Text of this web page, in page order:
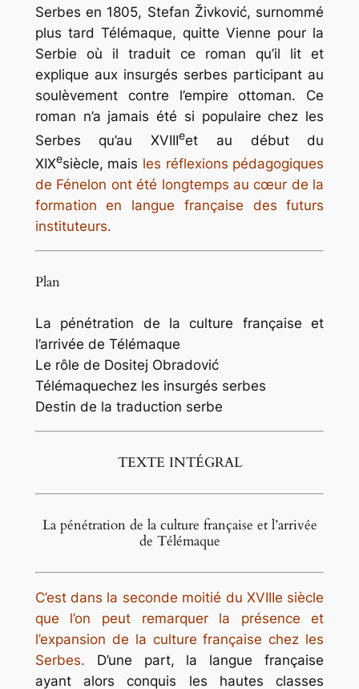
Serbes en 1805, Stefan Živković, surnommé
plus tard Télémaque, quitte Vienne pour la
Serbie où il traduit ce roman qu’il lit et
explique aux insurgés serbes participant au
soulèvement contre l’empire ottoman. Ce
roman n’a jamais été si populaire chez les
Serbes qu’au XVIIIeet au début du
XIXesiècle, mais les réflexions pédagogiques
de Fénelon ont été longtemps au cœur de la
formation en langue française des futurs
instituteurs.
Plan
La pénétration de la culture française et
l’arrivée de Télémaque
Le rôle de Dositej Obradović
Télémaquechez les insurgés serbes
Destin de la traduction serbe
TEXTE INTÉGRAL
La pénétration de la culture française et l’arrivée
de Télémaque
C’est dans la seconde moitié du XVIIIe siècle
que l’on peut remarquer la présence et
l’expansion de la culture française chez les
Serbes. D’une part, la langue française
ayant alors conquis les hautes classes